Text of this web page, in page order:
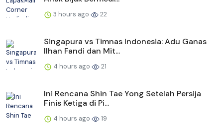
3 hours ago 22
Singapura vs Timnas Indonesia: Adu Ganas
Ilhan Fandi dan Mit...
4 hours ago 21
Ini Rencana Shin Tae Yong Setelah Persija
Finis Ketiga di Pi...
4 hours ago 19